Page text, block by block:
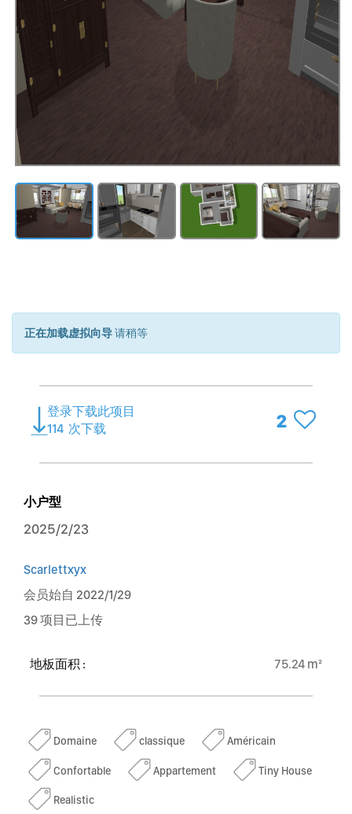
正在加载虚拟向导请稍等
登录下载此项目
114 次下载 2
小户型
2025/2/23
Scarlettxyx
会员始自 2022/1/29
39 项目已上传
地板面积 : 75.24 m²
Domaine classique Américain
Confortable Appartement Tiny House
Realistic